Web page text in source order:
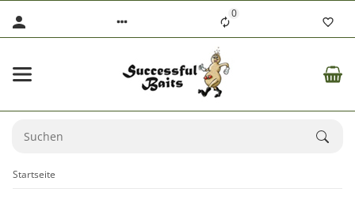
0
Startseite